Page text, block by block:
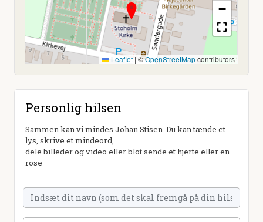
−
Leaflet | ©OpenStreetMapcontributors
Personlig hilsen
Sammen kan vi mindes Johan Stisen. Du kan tænde et
lys, skrive et mindeord,
dele billeder og video eller blot sende et hjerte eller en
rose